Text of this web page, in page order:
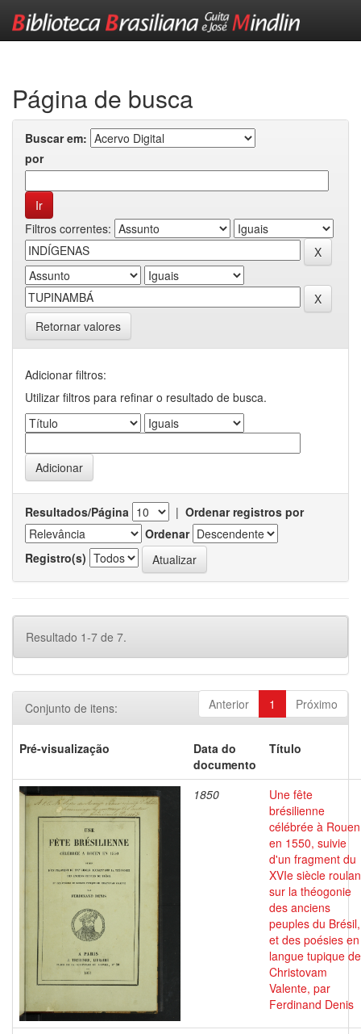
Página de busca
Buscar em:
por
Filtros correntes:
Retornar valores
Adicionar filtros:
Utilizar filtros para refinar o resultado de busca.
Resultados/Página | Ordenar registros por
Ordenar
Registro(s)
Resultado 1-7 de 7.
Anterior 1 Próximo
Conjunto de itens:
Pré-visualização
Data do
documento
Título
1850
Une fête
brésilienne
célébrée à Rouen
en 1550, suivie
d'un fragment du
XVIe siècle
sur la théogonie
des anciens
peuples du Brésil,
et des poésies en
langue tupique de
Christovam
Valente, par
Ferdinand Denis